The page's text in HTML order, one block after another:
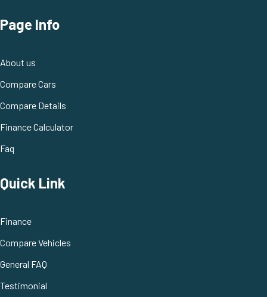
Page Info
About us
Compare Cars
Compare Details
Finance Calculator
Faq
Quick Link
Finance
Compare Vehicles
General FAQ
Testimonial